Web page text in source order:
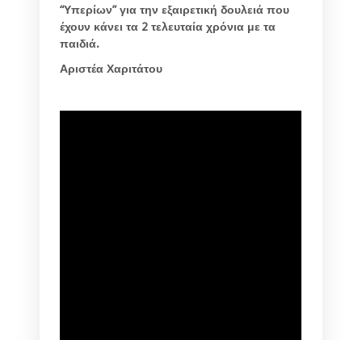
“Υπερίων” για την εξαιρετική δουλειά που
έχουν κάνει τα 2 τελευταία χρόνια με τα
παιδιά.
Αριστέα Χαριτάτου